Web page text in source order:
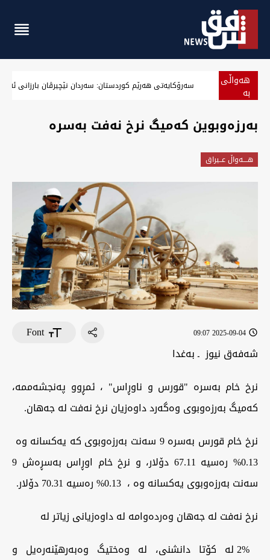
هەواڵی
بە سەرۆکایەتی هەرێم کوردستان: سەردان نێچیرڤان بارزانی
بەرزەوبوین کەمیگ نرخ نەفت بەسرە
هــــه‌واڵ عــیراق
2025-09-04 09:07
Font
شەفەق نیوز ـ بەغدا
نرخ خام بەسرە "قورس و ناوڕاس" ، ئمڕوو پەنجشەممە،
کەمیگ بەرزەوبوی وەگەرد داوەزیان نرخ نەفت لە جەهان.
نرخ خام قورس بەسرە 9 سەنت بەرزەوبوی کە یەکسانە وە
0.13%‎‎ رەسیە 67.11 دۆلار، و نرخ خام اوڕاس بەسڕەش 9
سەنت بەرزەوبوی یەکسانە وە ، 0.13% ‎رەسیە 70.31 دۆلار.
نرخ نەفت لە جەهان وەردەوامە لە داوەزیانی زیاتر لە
2% لە کۆتا دانشنی، لە وەختیگ وەبەرهێنەرەیل و